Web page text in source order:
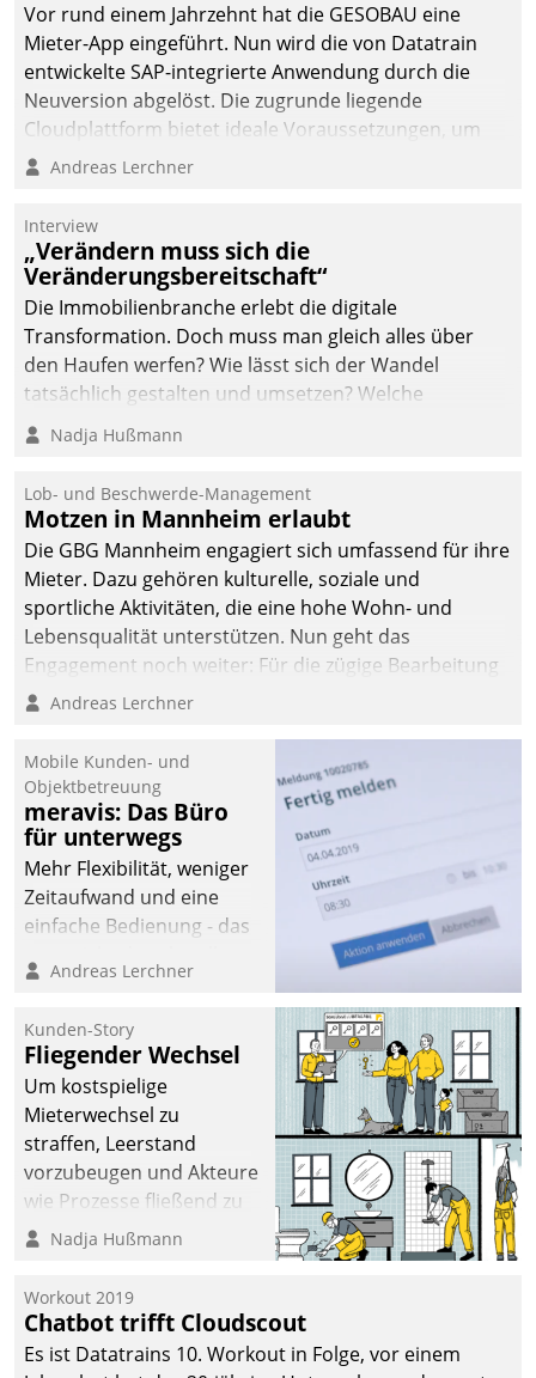
Vor rund einem Jahrzehnt hat die GESOBAU eine
Mieter-App eingeführt. Nun wird die von Datatrain
entwickelte SAP-integrierte Anwendung durch die
Neuversion abgelöst. Die zugrunde liegende
Cloudplattform bietet ideale Voraussetzungen, um
die Funktionalität der App zu erweitern und weitere
integrieren.
Andreas Lerchner
Interview
„Verändern muss sich die
Veränderungsbereitschaft“
Die Immobilienbranche erlebt die digitale
Transformation. Doch muss man gleich alles über
den Haufen werfen? Wie lässt sich der Wandel
tatsächlich gestalten und umsetzen? Welche
Argumente zählen wirklich?
Nadja Hußmann
Lob- und Beschwerde-Management
Motzen in Mannheim erlaubt
Die GBG Mannheim engagiert sich umfassend für ihre
Mieter. Dazu gehören kulturelle, soziale und
sportliche Aktivitäten, die eine hohe Wohn- und
Lebensqualität unterstützen. Nun geht das
Engagement noch weiter: Für die zügige Bearbeitung
von Beschwerden – oder Lob – richtet das
und Beschwerde-Management einen eigenen Kanal
ein.
Andreas Lerchner
Mobile Kunden- und
Objektbetreuung
meravis: Das Büro
für unterwegs
Mehr Flexibilität, weniger
Zeitaufwand und eine
einfache Bedienung - das
Cockpit für mobile
Datatrain. Die meravis
Wohnungsbau- und
Immobilien GmbH hat
sich dabei für den Betrieb
der Lösung über die SAP
Cloud Platform
entschieden - als erstes
Unternehmen am
Andreas Lerchner
Kunden-Story
Fliegender Wechsel
Um kostspielige
Mieterwechsel zu
straffen, Leerstand
vorzubeugen und Akteure
wie Prozesse fließend zu
vernetzen, nutzt die
Jahresbeginn eine
Überblick, Einsicht und
Eingriff bietende Lösung.
Nadja Hußmann
Workout 2019
Chatbot trifft Cloudscout
Es ist Datatrains 10. Workout in Folge, vor einem